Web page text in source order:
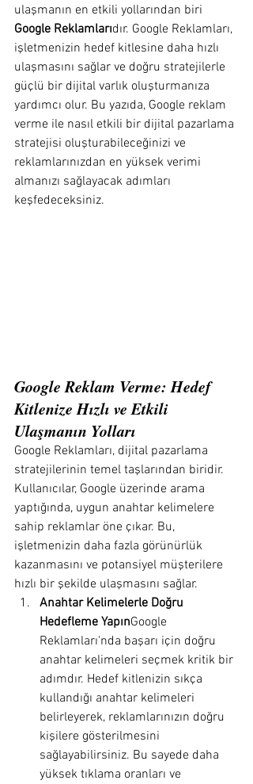
ulaşmanın en etkili yollarından biri
Google Reklamlarıdır. Google Reklamları,
işletmenizin hedef kitlesine daha hızlı
ulaşmasını sağlar ve doğru stratejilerle
güçlü bir dijital varlık oluşturmanıza
yardımcı olur. Bu yazıda, Google reklam
verme ile nasıl etkili bir dijital pazarlama
stratejisi oluşturabileceğinizi ve
reklamlarınızdan en yüksek verimi
almanızı sağlayacak adımları
keşfedeceksiniz.
Google Reklam Verme: Hedef
Kitlenize Hızlı ve Etkili
Ulaşmanın Yolları
Google Reklamları, dijital pazarlama
stratejilerinin temel taşlarından biridir.
Kullanıcılar, Google üzerinde arama
yaptığında, uygun anahtar kelimelere
sahip reklamlar öne çıkar. Bu,
işletmenizin daha fazla görünürlük
kazanmasını ve potansiyel müşterilere
hızlı bir şekilde ulaşmasını sağlar.
Anahtar Kelimelerle Doğru
Hedefleme YapınGoogle
Reklamları'nda başarı için doğru
anahtar kelimeleri seçmek kritik bir
adımdır. Hedef kitlenizin sıkça
kullandığı anahtar kelimeleri
belirleyerek, reklamlarınızın doğru
kişilere gösterilmesini
sağlayabilirsiniz. Bu sayede daha
yüksek tıklama oranları ve